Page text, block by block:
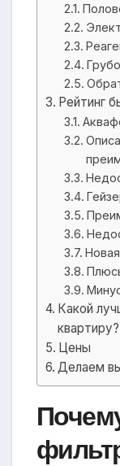
Рейтинг
Какой
квартиру?
Цены
Делаем